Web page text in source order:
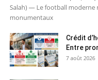
Salah) — Le football moderne
monumentaux
Crédit
Entre
7 août 2026